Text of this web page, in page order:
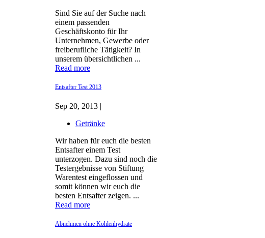
Sind Sie auf der Suche nach
einem passenden
Geschäftskonto für Ihr
Unternehmen, Gewerbe oder
freiberufliche Tätigkeit? In
unserem übersichtlichen ...
Read more
Entsafter Test 2013
Sep 20, 2013 |
Getränke
Wir haben für euch die besten
Entsafter einem Test
unterzogen. Dazu sind noch die
Testergebnisse von Stiftung
Warentest eingeflossen und
somit können wir euch die
besten Entsafter zeigen. ...
Read more
Abnehmen ohne Kohlenhydrate